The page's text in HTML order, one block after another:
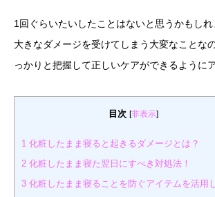
1回ぐらいたいしたことはないと思うかもし
大きなダメージを受けてしまう大変なことな
っかりと把握して正しいケアができるように
目次 [非表示]
1 化粧したまま寝ると起きるダメージとは？
2 化粧したまま寝た翌日にすべき対処法！
3 化粧したまま寝ることを防ぐアイテムを活用